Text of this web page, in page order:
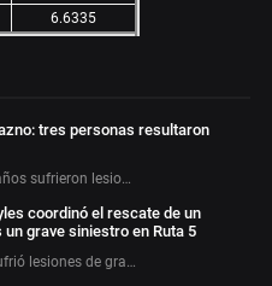
6.6335
tres personas resultaron
sufrieron lesio…
coordinó el rescate de un
grave siniestro en Ruta 5
lesiones de gra…